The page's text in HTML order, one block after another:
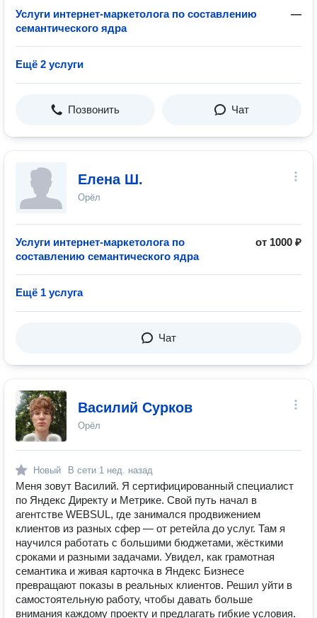
Услуги интернет-маркетолога по составлению
семантического ядра
—
Ещё 2 услуги
Позвонить Чат
Елена Ш.
Орёл
Услуги интернет-маркетолога по
составлению семантического ядра
от 1000 ₽
Ещё 1 услуга
Чат
Василий Сурков
Орёл
Новый В сети 1 нед. назад
Меня зовут Василий. Я сертифицированный специалист
по Яндекс Директу и Метрике. Свой путь начал в
агентстве WEBSUL, где занимался продвижением
клиентов из разных сфер — от ретейла до услуг. Там я
научился работать с большими бюджетами, жёсткими
сроками и разными задачами. Увидел, как грамотная
семантика и живая карточка в Яндекс Бизнесе
превращают показы в реальных клиентов. Решил уйти в
самостоятельную работу, чтобы давать больше
внимания каждому проекту и предлагать гибкие условия.